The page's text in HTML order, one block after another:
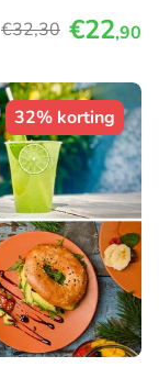
€32,30 €22,90
32% korting